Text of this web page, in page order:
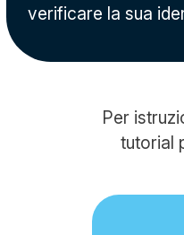
verificare la sua
Per
tutorial